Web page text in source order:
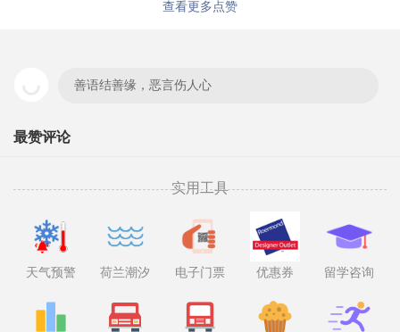
查看更多点赞
善语结善缘，恶言伤人心
最赞评论
实用工具
天气预警 荷兰潮汐 电子门票 优惠券 留学咨询